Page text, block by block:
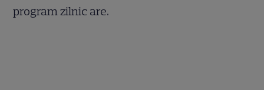
program zilnic are.